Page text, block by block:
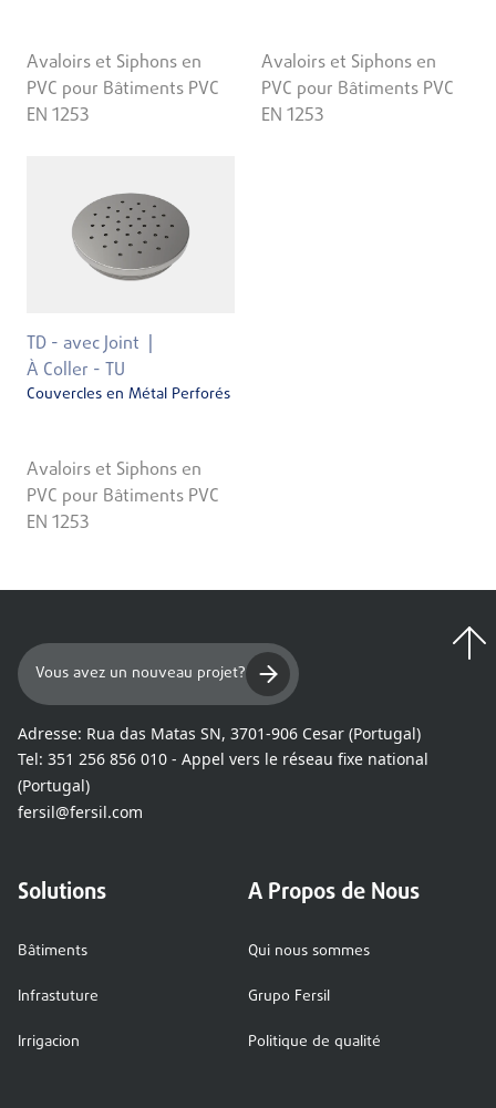
Avaloirs et Siphons en
PVC pour Bâtiments PVC
EN 1253
Avaloirs et Siphons en
PVC pour Bâtiments PVC
EN 1253
TD - avec Joint
À Coller - TU
Couvercles en Métal Perforés
Avaloirs et Siphons en
PVC pour Bâtiments PVC
EN 1253
Vous avez un nouveau projet?
Adresse: Rua das Matas SN, 3701-906 Cesar (Portugal)
Tel: 351 256 856 010 - Appel vers le réseau fixe national
(Portugal)
fersil@fersil.com
Solutions
Bâtiments
Infrastuture
Irrigacion
A Propos de Nous
Qui nous sommes
Grupo Fersil
Politique de qualité